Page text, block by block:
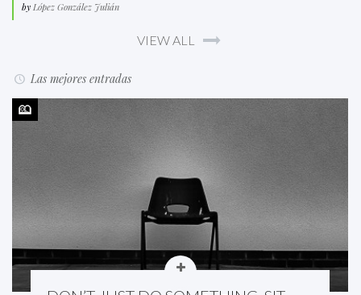
by López González Julián
VIEW ALL
Las mejores entradas